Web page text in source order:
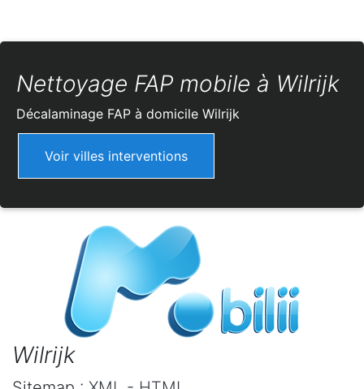
Nettoyage FAP mobile à Wilrijk
Décalaminage FAP à domicile Wilrijk
Voir villes interventions
Wilrijk